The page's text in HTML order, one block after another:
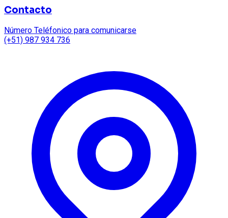
Contacto
Número Teléfonico para comunicarse
(+51) 987 934 736